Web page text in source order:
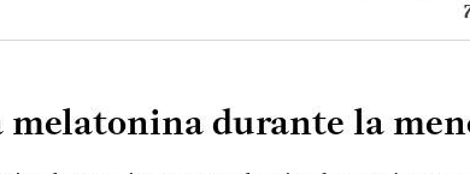
melatonina durante la